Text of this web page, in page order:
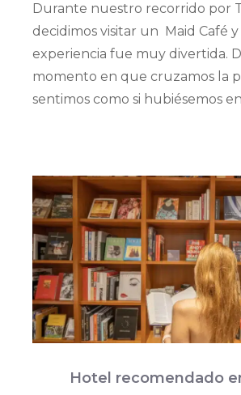
Durante nuestro recorrido por
decidimos visitar un Maid Café y
experiencia fue muy divertida.
momento en que cruzamos la
sentimos como si hubiésemos
Hotel recomendado